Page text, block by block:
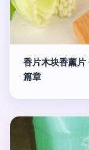
香片木块香薰
篇章